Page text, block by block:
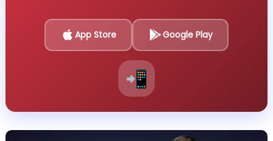
App Store Google Play
📲